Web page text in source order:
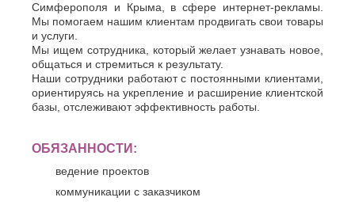
Симферополя и Крыма, в сфере интернет-рекламы.
Мы помогаем нашим клиентам продвигать свои товары
и услуги.
Мы ищем сотрудника, который желает узнавать новое,
общаться и стремиться к результату.
Наши сотрудники работают с постоянными клиентами,
ориентируясь на укрепление и расширение клиентской
базы, отслеживают эффективность работы.
ОБЯЗАННОСТИ:
ведение проектов
коммуникации с заказчиком